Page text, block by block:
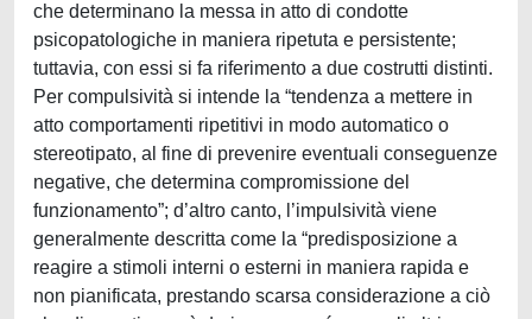
che determinano la messa in atto di condotte
psicopatologiche in maniera ripetuta e persistente;
tuttavia, con essi si fa riferimento a due costrutti distinti.
Per compulsività si intende la “tendenza a mettere in
atto comportamenti ripetitivi in modo automatico o
stereotipato, al fine di prevenire eventuali conseguenze
negative, che determina compromissione del
funzionamento”; d’altro canto, l’impulsività viene
generalmente descritta come la “predisposizione a
reagire a stimoli interni o esterni in maniera rapida e
non pianificata, prestando scarsa considerazione a ciò